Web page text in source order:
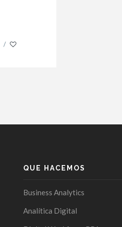
/
QUE HACEMOS
Business Analytics
Analítica Digital